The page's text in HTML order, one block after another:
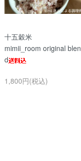
十五穀米
mimii_room original blen
d
1,800円(税込)